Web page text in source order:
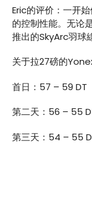
Eric的评价：一开
的控制性能。无论
推出的SkyArc羽球
关于拉27磅的
首日：57 – 59 DT
第二天：56 – 55
第三天：54 – 55